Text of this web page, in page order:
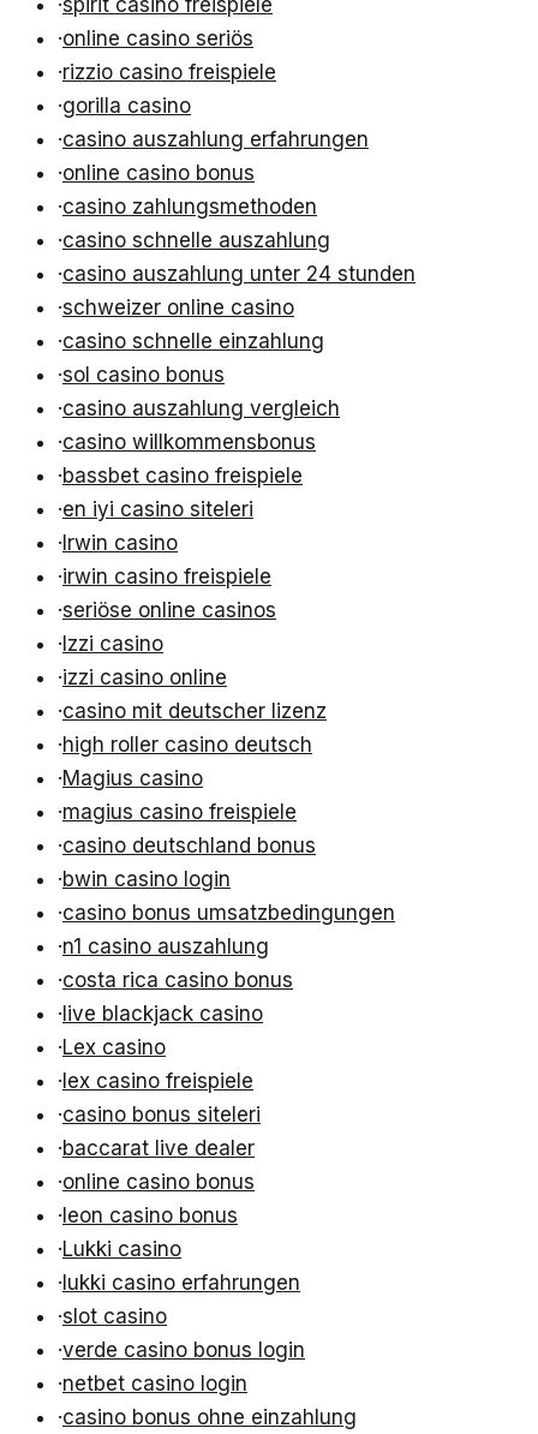
·online casino seriös
·rizzio casino freispiele
·gorilla casino
·casino auszahlung erfahrungen
·online casino bonus
·casino zahlungsmethoden
·casino schnelle auszahlung
·casino auszahlung unter 24 stunden
·schweizer online casino
·casino schnelle einzahlung
·sol casino bonus
·casino auszahlung vergleich
·casino willkommensbonus
·bassbet casino freispiele
·en iyi casino siteleri
·Irwin casino
·irwin casino freispiele
·seriöse online casinos
·Izzi casino
·izzi casino online
·casino mit deutscher lizenz
·high roller casino deutsch
·Magius casino
·magius casino freispiele
·casino deutschland bonus
·bwin casino login
·casino bonus umsatzbedingungen
·n1 casino auszahlung
·costa rica casino bonus
·live blackjack casino
·Lex casino
·lex casino freispiele
·casino bonus siteleri
·baccarat live dealer
·online casino bonus
·leon casino bonus
·Lukki casino
·lukki casino erfahrungen
·slot casino
·verde casino bonus login
·netbet casino login
·casino bonus ohne einzahlung